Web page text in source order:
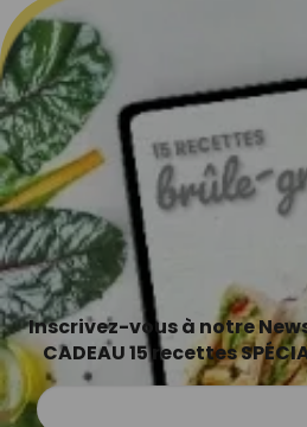
Inscrivez-vous à notre
CADEAU 15 recettes